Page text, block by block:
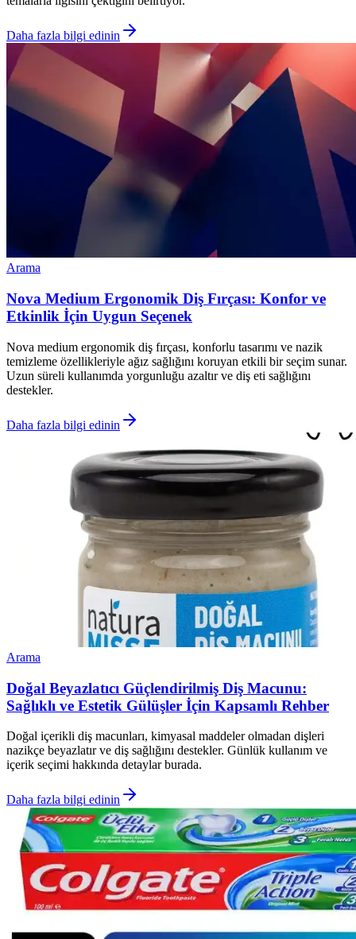
Daha fazla bilgi edinin
Arama
Nova Medium Ergonomik Diş Fırçası: Konfor ve
Etkinlik İçin Uygun Seçenek
Nova medium ergonomik diş fırçası, konforlu tasarımı ve nazik
temizleme özellikleriyle ağız sağlığını koruyan etkili bir seçim sunar.
Uzun süreli kullanımda yorgunluğu azaltır ve diş eti sağlığını
destekler.
Daha fazla bilgi edinin
Arama
Doğal Beyazlatıcı Güçlendirilmiş Diş Macunu:
Sağlıklı ve Estetik Gülüşler İçin Kapsamlı Rehber
Doğal içerikli diş macunları, kimyasal maddeler olmadan dişleri
nazikçe beyazlatır ve diş sağlığını destekler. Günlük kullanım ve
içerik seçimi hakkında detaylar burada.
Daha fazla bilgi edinin